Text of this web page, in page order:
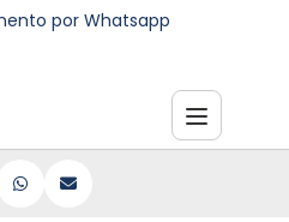
por Whatsapp